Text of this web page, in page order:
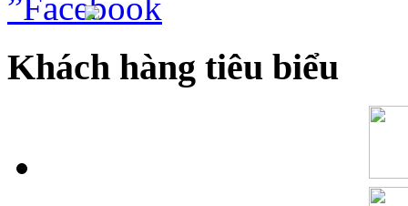
Khách hàng tiêu biểu